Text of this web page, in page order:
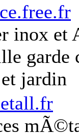
inox et
jardin